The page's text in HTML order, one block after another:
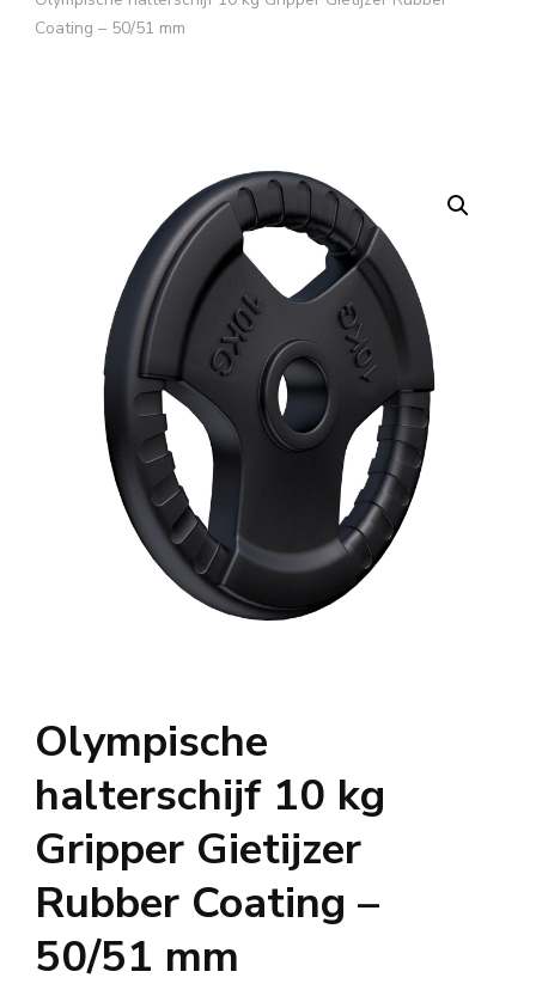
Coating – 50/51 mm
Olympische
halterschijf 10 kg
Gripper Gietijzer
Rubber Coating –
50/51 mm